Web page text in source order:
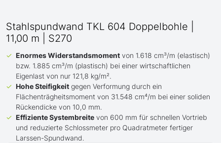
Stahlspundwand TKL 604 Doppelbohle |
11,00 m | S270
Enormes Widerstandsmoment von 1.618 cm³/m (elastisch)
bzw. 1.885 cm³/m (plastisch) bei einer wirtschaftlichen
Eigenlast von nur 121,8 kg/m².
Hohe Steifigkeit gegen Verformung durch ein
Flächenträgheitsmoment von 31.548 cm⁴/m bei einer soliden
Rückendicke von 10,0 mm.
Effiziente Systembreite von 600 mm für schnellen Vortrieb
und reduzierte Schlossmeter pro Quadratmeter fertiger
Larssen-Spundwand.